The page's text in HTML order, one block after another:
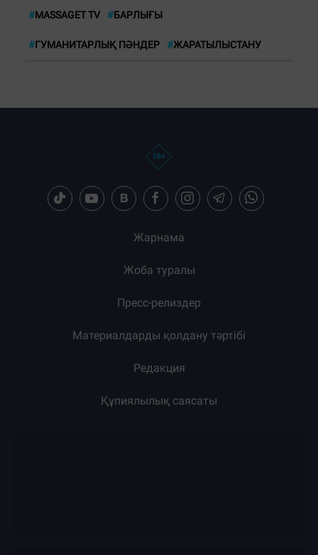
#MASSAGET TV #БАРЛЫҒЫ
#ГУМАНИТАРЛЫҚ ПӘНДЕР #ЖАРАТЫЛЫСТАНУ
Жарнама
Жоба туралы
Пресс-релиздер
Материалдарды қолдану тәртібі
Редакция
Құпиялылық саясаты